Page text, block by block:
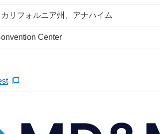
リフォルニア州、アナハイム
Center
ウを開きます